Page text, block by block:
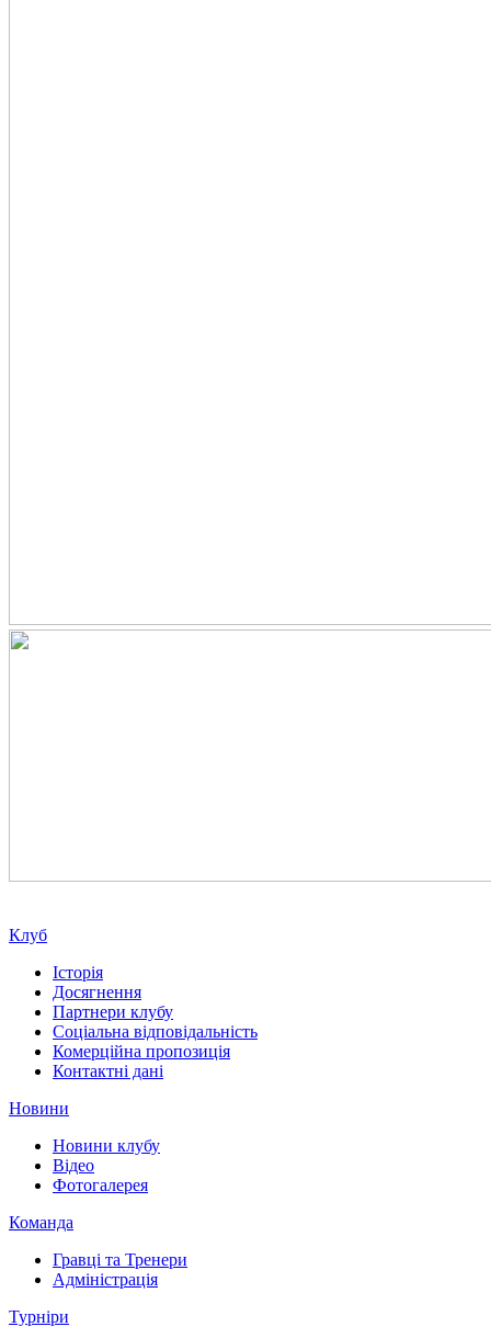
Клуб
Історія
Досягнення
Партнери клубу
Соціальна відповідальність
Комерційна пропозиція
Контактні дані
Новини
Новини клубу
Відео
Фотогалерея
Команда
Гравці та Тренери
Адміністрація
Турніри